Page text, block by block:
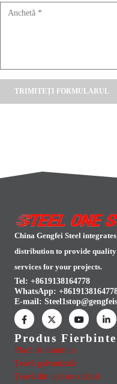
China Gengfei Steel
distribution to provide quality
services for your projects.
Tel: +8619138164778
WhatsApp:
E-mail:
Produs Fierbinte
Placă de aluminiu
Țeavă galvanizată
Țeavă din oțel inoxidabil